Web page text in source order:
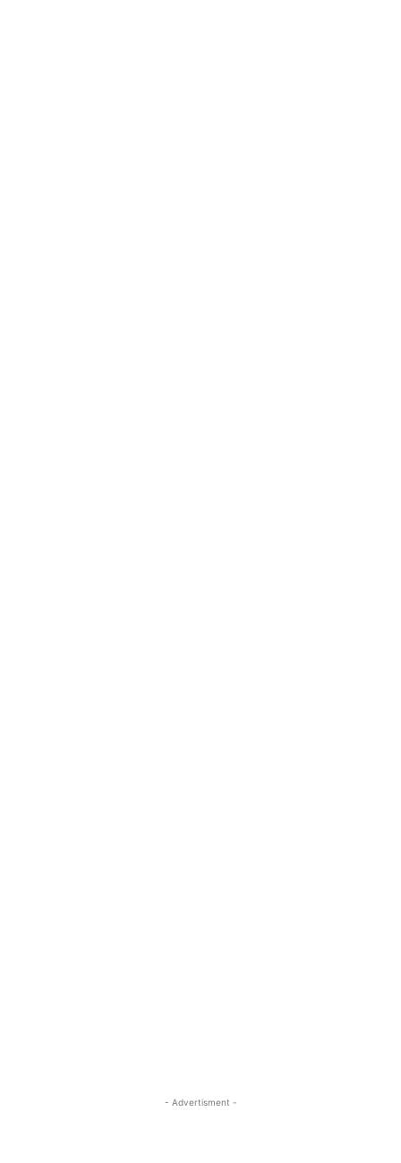
- Advertisment -